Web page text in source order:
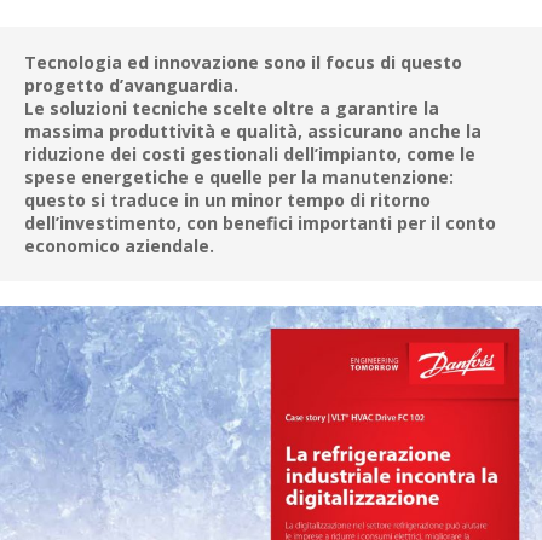
Tecnologia ed innovazione sono il focus di questo
progetto d’avanguardia.
Le soluzioni tecniche scelte oltre a garantire la
massima produttività e qualità, assicurano anche la
riduzione dei costi gestionali dell’impianto, come le
spese energetiche e quelle per la manutenzione:
questo si traduce in un minor tempo di ritorno
dell’investimento, con benefici importanti per il conto
economico aziendale.